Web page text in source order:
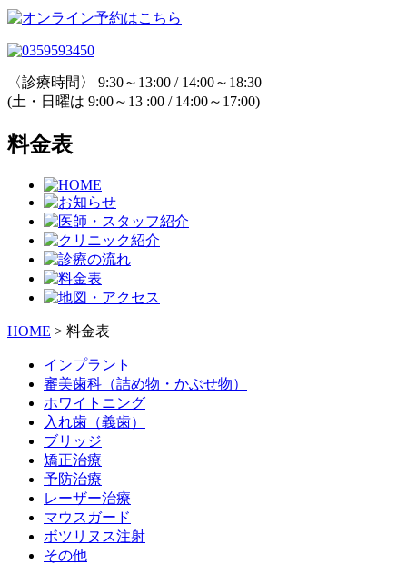
〈診療時間〉 9:30～13:00 / 14:00～18:30
(土・日曜は 9:00～13 :00 / 14:00～17:00)
料金表
HOME > 料金表
インプラント
審美歯科 （詰め物・かぶせ物）
ホワイトニング
入れ歯 （義歯）
ブリッジ
矯正治療
予防治療
レーザー治療
マウスガード
ボツリヌス注射
その他